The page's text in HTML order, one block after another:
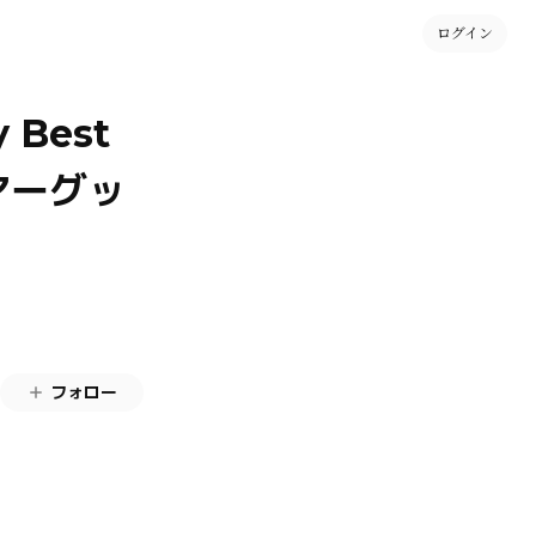
ログイン
Best
グッ
フォロー